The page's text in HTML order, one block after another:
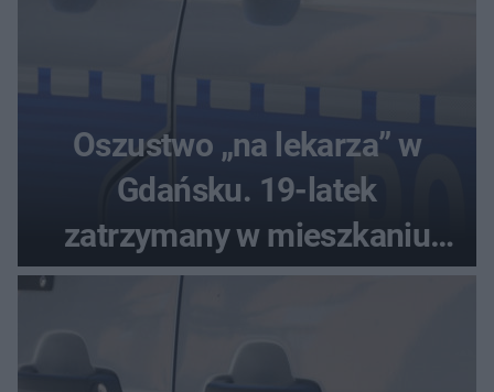
Oszustwo „na lekarza” w
Gdańsku. 19-latek
zatrzymany w mieszkaniu
seniora